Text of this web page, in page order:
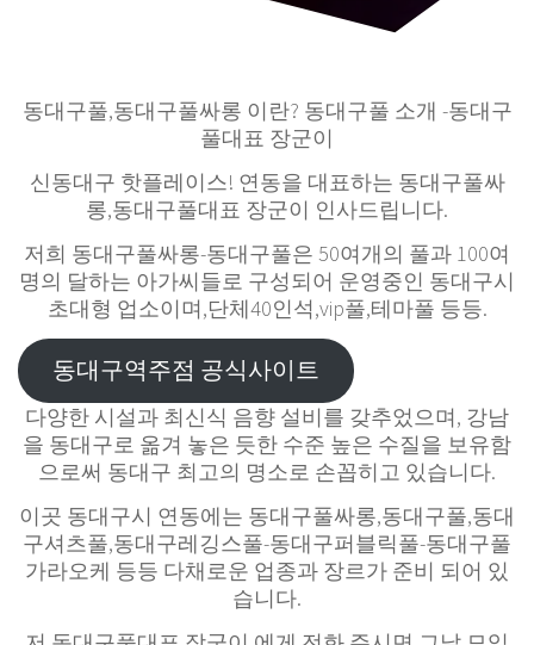
동대구풀,동대구풀싸롱 이란? 동대구풀 소개 -동대구
풀대표 장군이
신동대구 핫플레이스! 연동을 대표하는 동대구풀싸
롱,동대구풀대표 장군이 인사드립니다.
저희 동대구풀싸롱-동대구풀은 50여개의 풀과 100여
명의 달하는 아가씨들로 구성되어 운영중인 동대구시
초대형 업소이며,단체40인석,vip풀,테마풀 등등.
동대구역주점 공식사이트
다양한 시설과 최신식 음향 설비를 갖추었으며, 강남
을 동대구로 옮겨 놓은 듯한 수준 높은 수질을 보유함
으로써 동대구 최고의 명소로 손꼽히고 있습니다.
이곳 동대구시 연동에는 동대구풀싸롱,동대구풀,동대
구셔츠풀,동대구레깅스풀-동대구퍼블릭풀-동대구풀
가라오케 등등 다채로운 업종과 장르가 준비 되어 있
습니다.